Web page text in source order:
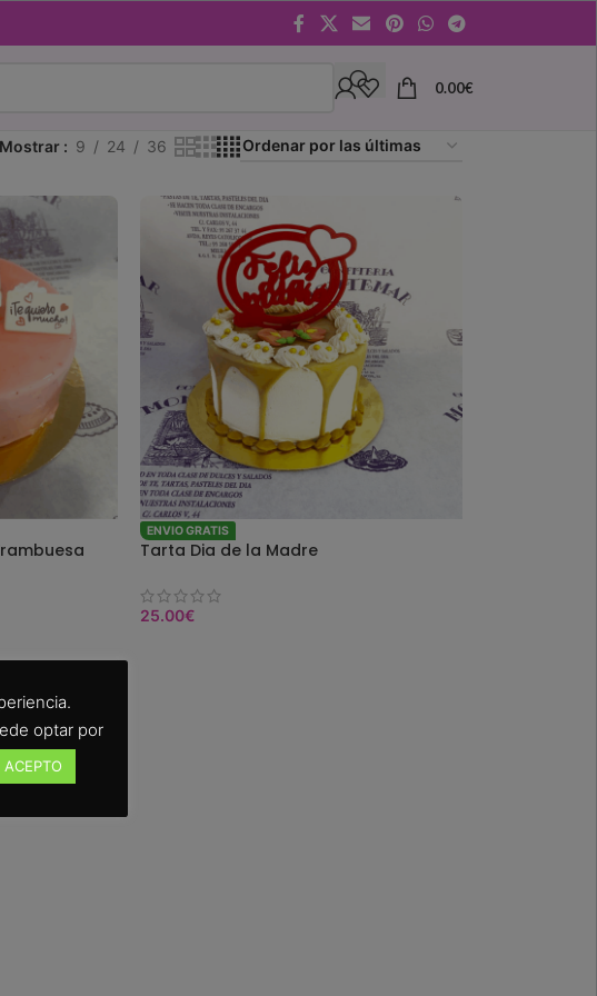
0.00€
Mostrar 9 24 36
ENVIO GRATIS
Tarta Dia de la Madre
25.00€
optar por
ACEPTO